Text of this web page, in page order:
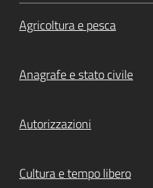
Agricoltura e pesca
Anagrafe e stato civile
Autorizzazioni
Cultura e tempo libero